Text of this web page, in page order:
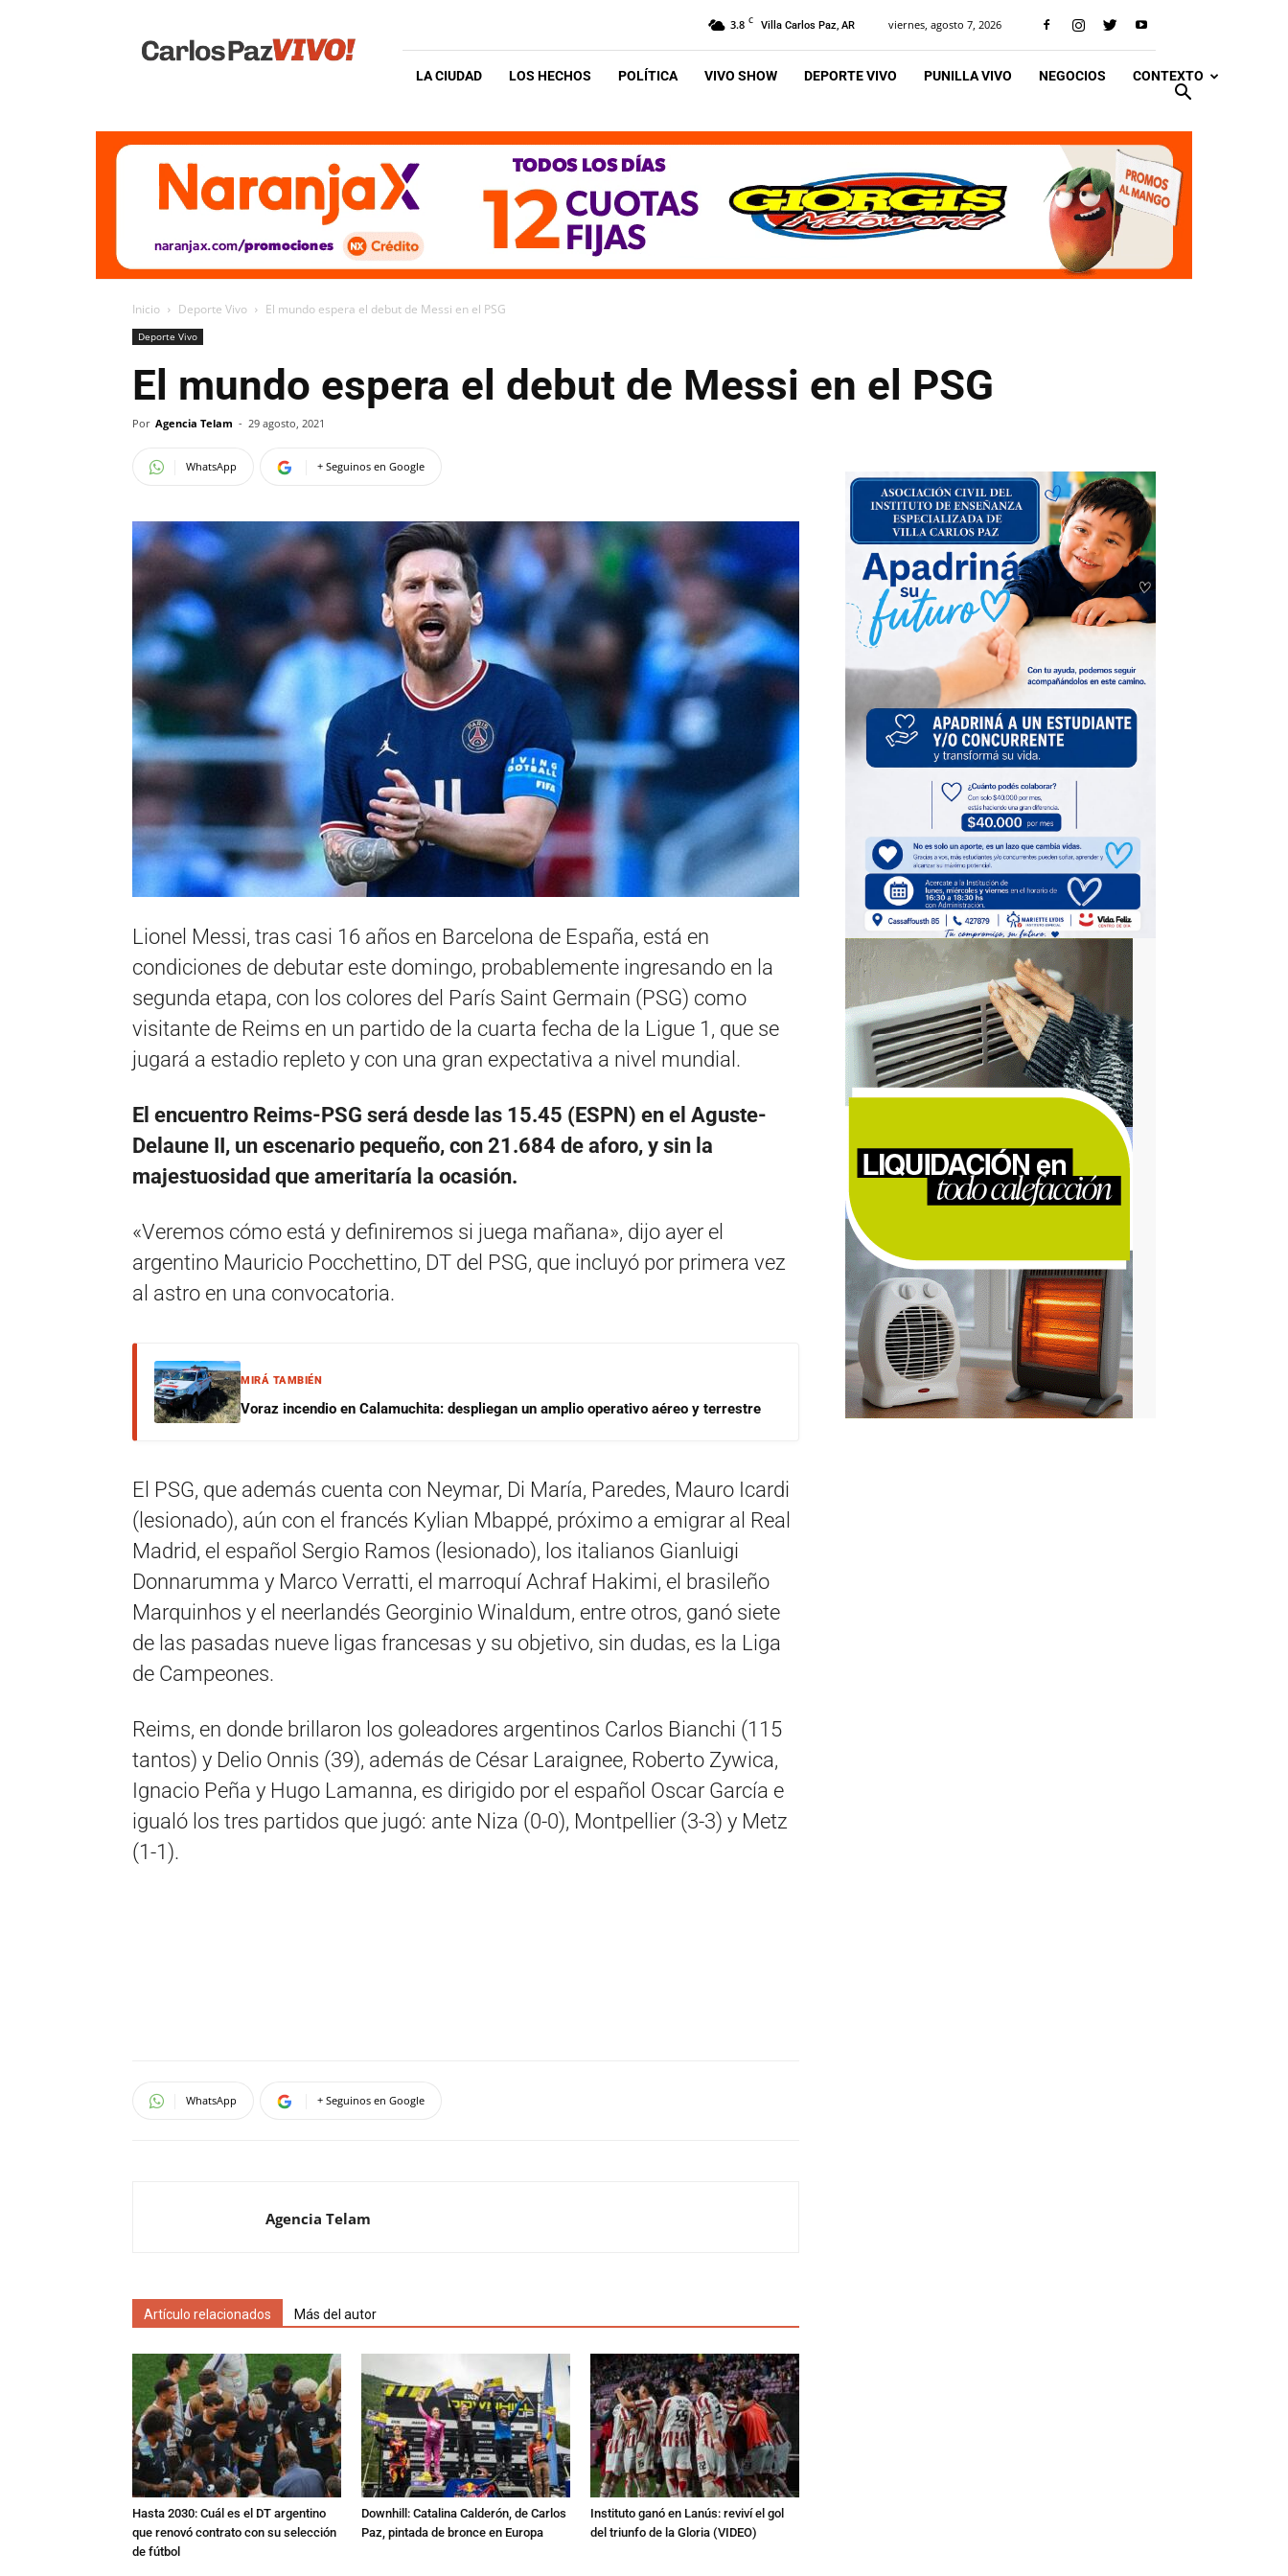
Vivo
3.8 C Villa Carlos Paz, AR viernes, agosto 7, 2026
LA CIUDAD LOS HECHOS POLÍTICA VIVO SHOW DEPORTE VIVO PUNILLA VIVO NEGOCIOS CONTEXTO
Inicio Deporte Vivo El mundo espera el debut de Messi en el PSG
Deporte Vivo
El mundo espera el debut de Messi en el PSG
Por Agencia Telam - 29 agosto, 2021
WhatsApp + Seguinos en Google
Lionel Messi, tras casi 16 años en Barcelona de España, está en
condiciones de debutar este domingo, probablemente ingresando en la
segunda etapa, con los colores del París Saint Germain (PSG) como
visitante de Reims en un partido de la cuarta fecha de la Ligue 1, que se
jugará a estadio repleto y con una gran expectativa a nivel mundial.
El encuentro Reims-PSG será desde las 15.45 (ESPN) en el Aguste-
Delaune II, un escenario pequeño, con 21.684 de aforo, y sin la
majestuosidad que ameritaría la ocasión.
«Veremos cómo está y definiremos si juega mañana», dijo ayer el
argentino Mauricio Pocchettino, DT del PSG, que incluyó por primera vez
al astro en una convocatoria.
MIRÁ TAMBIÉN
Voraz incendio en Calamuchita: despliegan un amplio operativo aéreo y terrestre
El PSG, que además cuenta con Neymar, Di María, Paredes, Mauro Icardi
(lesionado), aún con el francés Kylian Mbappé, próximo a emigrar al Real
Madrid, el español Sergio Ramos (lesionado), los italianos Gianluigi
Donnarumma y Marco Verratti, el marroquí Achraf Hakimi, el brasileño
Marquinhos y el neerlandés Georginio Winaldum, entre otros, ganó siete
de las pasadas nueve ligas francesas y su objetivo, sin dudas, es la Liga
de Campeones.
Reims, en donde brillaron los goleadores argentinos Carlos Bianchi (115
tantos) y Delio Onnis (39), además de César Laraignee, Roberto Zywica,
Ignacio Peña y Hugo Lamanna, es dirigido por el español Oscar García e
igualó los tres partidos que jugó: ante Niza (0-0), Montpellier (3-3) y Metz
(1-1).
WhatsApp + Seguinos en Google
Agencia Telam
Artículo relacionados Más del autor
Hasta 2030: Cuál es el DT argentino
que renovó contrato con su selección
de fútbol
Downhill: Catalina Calderón, de Carlos
Paz, pintada de bronce en Europa
Instituto ganó en Lanús: reviví el gol
del triunfo de la Gloria (VIDEO)